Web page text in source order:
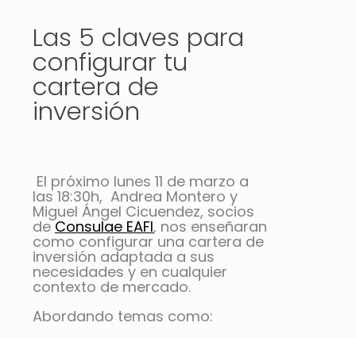
Las 5 claves para
configurar tu
cartera de
inversión
El próximo lunes 11 de marzo a
las 18:30h, Andrea Montero y
Miguel Ángel Cicuendez, socios
deConsulae EAFI, nos enseñaran
como configurar una cartera de
inversión adaptada a sus
necesidades y en cualquier
contexto de mercado.
Abordando temas como: